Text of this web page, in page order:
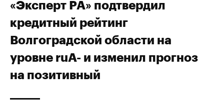
«Эксперт РА» подтвердил
кредитный рейтинг
Волгоградской области на
уровне ruА- и изменил прогноз
на позитивный